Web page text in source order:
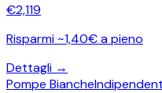
€2,119
Risparmi ~1,40€ a pieno
Dettagli →
Pompe Bianche